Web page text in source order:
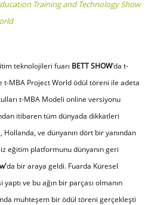
Training and Technology Show
teknolojileri fuarı BETT SHOW'da t-
t-MBA Project World ödül töreni ile adeta
t-MBA Modeli online versiyonu
itibaren tüm dünyada dikkatleri
Hollanda, ve dünyanın dört bir yanından
eğitim platformunu dünyanın geri
da bir araya geldi. Fuarda Küresel
ve bu ağın bir parçası olmanın
muhteşem bir ödül töreni gerçekleşti